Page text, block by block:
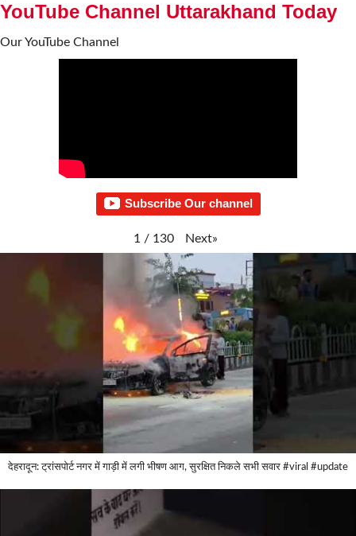
YouTube Channel Uttarakhand Today
Our YouTube Channel
Subscribe Our channel
1 / 130 Next»
देहरादून: ट्रांसपोर्ट नगर में गाड़ी में लगी भीषण आग, सुरक्षित निकले सभी सवार #viral #update